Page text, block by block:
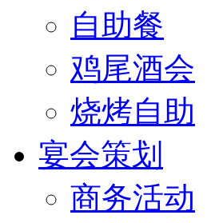
自助餐
鸡尾酒会
烧烤自助
宴会策划
商务活动